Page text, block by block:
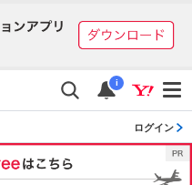
i
ログイン